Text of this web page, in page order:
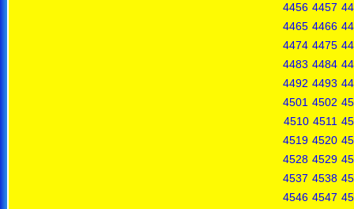
4456 4457
4465 4466
4474 4475
4483 4484
4492 4493
4501 4502
4510 4511
4519 4520
4528 4529
4537 4538
4546 4547